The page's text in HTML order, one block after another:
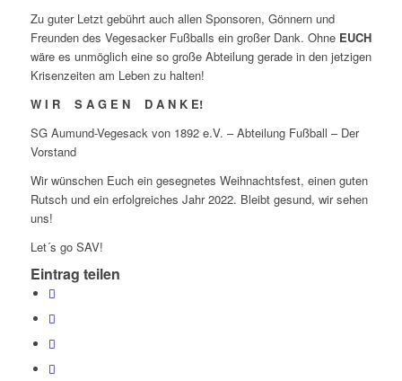
Zu guter Letzt gebührt auch allen Sponsoren, Gönnern und
Freunden des Vegesacker Fußballs ein großer Dank. Ohne EUCH
wäre es unmöglich eine so große Abteilung gerade in den jetzigen
Krisenzeiten am Leben zu halten!
W I R S A G E N D A N K E!
SG Aumund-Vegesack von 1892 e.V. – Abteilung Fußball – Der
Vorstand
Wir wünschen Euch ein gesegnetes Weihnachtsfest, einen guten
Rutsch und ein erfolgreiches Jahr 2022. Bleibt gesund, wir sehen
uns!
Let´s go SAV!
Eintrag teilen